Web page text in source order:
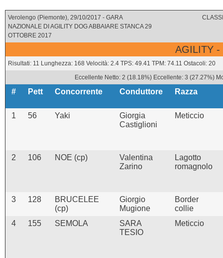
Verolengo (Piemonte), 29/10/2017 - GARA
NAZIONALE DI AGILITY DOG ABBAIARE STANCA 29
OTTOBRE 2017
AGILITY -
Risultati: 11 Lunghezza: 168 Velocità: 2.4 TPS: 49.41 TPM: 74.11 Ostacoli: 20
Eccellente Netto: 2 (18.18%) Eccellente: 3 (27.27%)
# Pett Concorrente Conduttore Razza
1 56 Yaki
Giorgia
Castiglioni
Meticcio
2 106 NOE (cp)
Valentina
Zarino
Lagotto
romagnolo
3 128
BRUCELEE
(cp)
Giorgio
Mugione
Border
collie
4
155 SEMOLA
SARA
TESIO
Meticcio